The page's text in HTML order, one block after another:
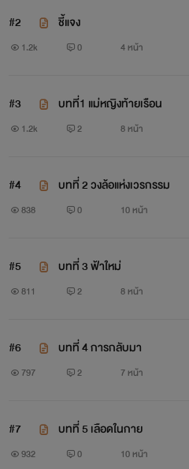
#2 ชี้แจง
1.2k 0 4 หน้า
#3 บทที่1 แม่หญิงท้ายเรือน
1.2k 2 8 หน้า
#4 บทที่ 2 วงล้อแห่งเวรกรรม​
838 0 10 หน้า
#5 บทที่ 3 ฟ้าใหม่
811 2 8 หน้า
#6 บทที่ 4 การกลับมา
797 2 7 หน้า
#7 บทที่ 5 เลือดในกาย
932 0 10 หน้า